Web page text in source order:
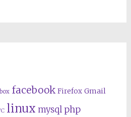
facebook Firefox Gmail
linux mysql php